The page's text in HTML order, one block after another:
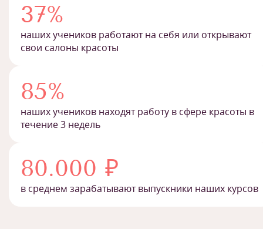
37%
наших учеников работают на себя или открывают
свои салоны красоты
85%
наших учеников находят работу в сфере красоты в
течение 3 недель
80.000 ₽
в среднем зарабатывают выпускники наших курсов